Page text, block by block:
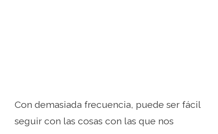
Con demasiada frecuencia, puede ser fácil
seguir con las cosas con las que nos